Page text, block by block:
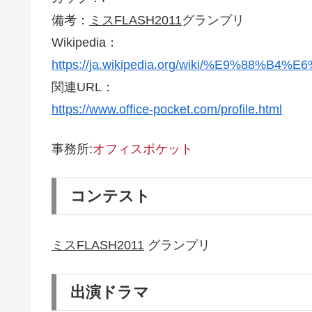
備考： ミスFLASH2011グランプリ
Wikipedia：
https://ja.wikipedia.org/wiki/
関連URL：
https://www.office-pocket.com/profile.html
事務所:オフィスポケット
コンテスト
ミスFLASH2011 グランプリ
出演ドラマ